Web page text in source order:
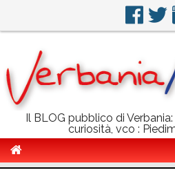
Il BLOG pubblico di
curiosità, vco :